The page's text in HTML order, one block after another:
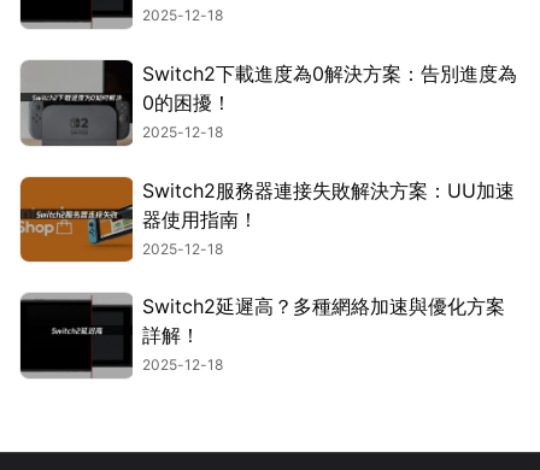
2025-12-18
Switch2下載進度為0解決方案：告別進度為
0的困擾！
2025-12-18
Switch2服務器連接失敗解決方案：UU加速
器使用指南！
2025-12-18
Switch2延遲高？多種網絡加速與優化方案
詳解！
2025-12-18